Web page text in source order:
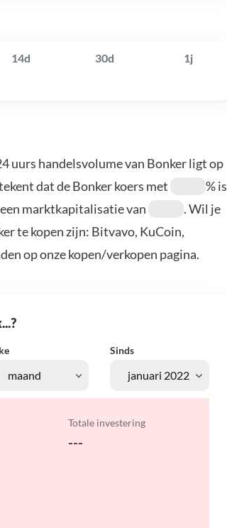
14d 30d 1j
uurs handelsvolume van Bonker ligt op
dat de Bonker koers met
% is
marktkapitalisatie van
. Wil je
te kopen zijn: Bitvavo, KuCoin,
op onze kopen/verkopen pagina.
Sinds
Totale investering
---